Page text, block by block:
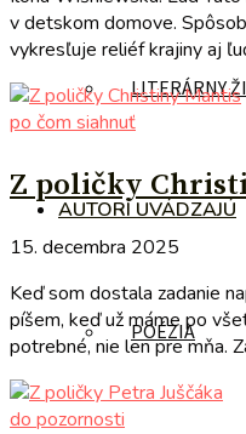
LITERÁRNY
AUTORI UVÁDZAJÚ
POÉZIA
v detskom domove.
vykresľuje reliéf krajiny aj
po čom siahnuť
Z poličky
15. decembra 2025
Keď som dostala zadanie
píšem, keď už máme po
potrebné, nie len pre mňa.
do pozornosti